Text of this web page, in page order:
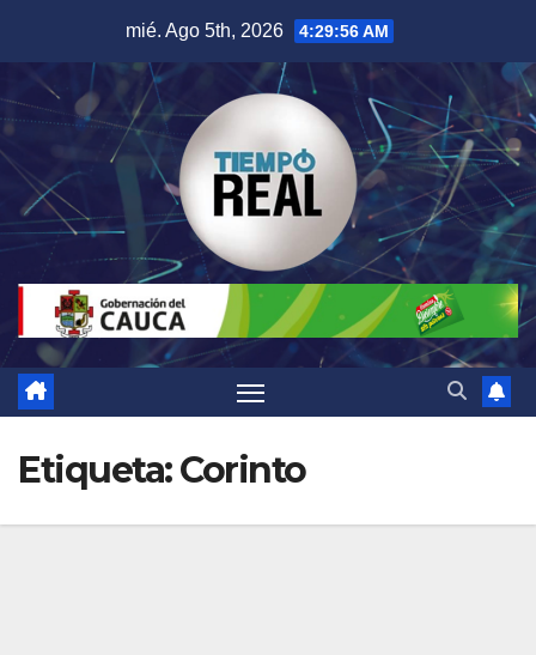
contenido
mié. Ago 5th, 2026 4:29:57 AM
Etiqueta:Corinto